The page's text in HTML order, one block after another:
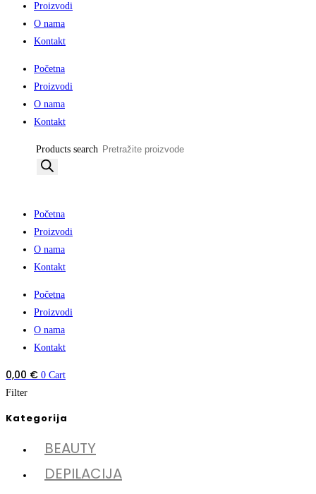
Proizvodi
O nama
Kontakt
Početna
Proizvodi
O nama
Kontakt
Products search
Početna
Proizvodi
O nama
Kontakt
Početna
Proizvodi
O nama
Kontakt
0,00 € 0 Cart
Filter
Kategorija
BEAUTY
DEPILACIJA